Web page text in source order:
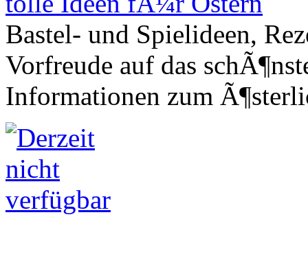
Bastel- und Spielideen,
Vorfreude auf das
Informationen zum